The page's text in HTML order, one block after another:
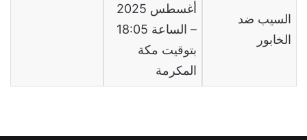
السيب ضد
الخابور
أغسطس 2025
– الساعة 18:05
بتوقيت مكة
المكرمة